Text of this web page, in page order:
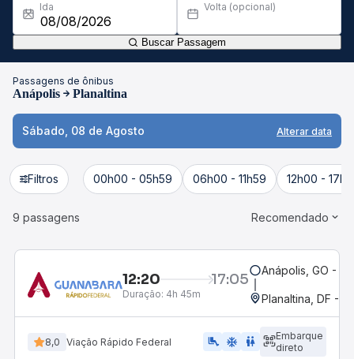
Ida Volta (opcional)
Buscar Passagem
Passagens de ônibus
Anápolis Planaltina
Sábado, 08 de Agosto Alterar data
Filtros 00h00 - 05h59 06h00 - 11h59 12h00 -
9 passagens Recomendado
12:20 17:05
Duração: 4h 45m
Anápolis, GO -
Planaltina, DF -
8,0 Viação Rápido Federal airline_seat_legroom_extra ac_unit WC
Embarque
direto